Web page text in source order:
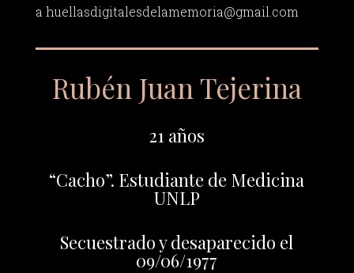
a huellasdigitalesdelamemoria@gmail.com
Rubén Juan Tejerina
21 años
“Cacho”. Estudiante de Medicina
UNLP
Secuestrado y desaparecido el
09/06/1977